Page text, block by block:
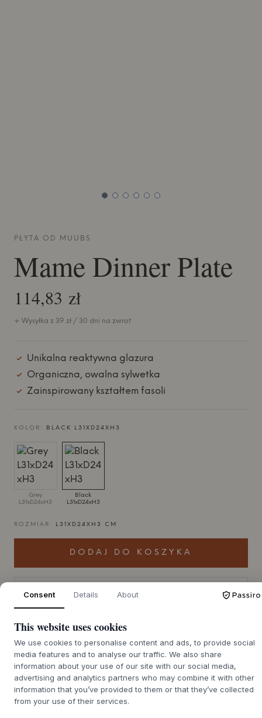
PŁYTA OD MUUBS
Mame Dinner Plate
114,83 zł
+ Wysyłka z 39 zł / 30 dni na zwrot
Unikalna reaktywna glazura
Organiczna, owalna sylwetka
Zainspirowany kształtem fasoli
KOLOR: BLACK L31XD24XH3
Grey
L31xD24xH3
Black
L31xD24xH3
ROZMIAR: L31XD24XH3 CM
DODAJ DO KOSZYKA
zwrotnego ok. 9-21 dni
Zostanie dla Ciebie zamówione
Talerz obiadowy Mame odMUUBSto piękne i organiczne
naczynie, które wprowadza spokój natury do codziennego
życia. Owalny kształt, inspirowany fasolą, oraz reaktywne
Consent Details About
This website uses cookies
We use cookies to personalise content and ads, to provide social
media features and to analyse our traffic. We also share
information about your use of our site with our social media,
advertising and analytics partners who may combine it with other
information that you’ve provided to them or that they’ve collected
from your use of their services.